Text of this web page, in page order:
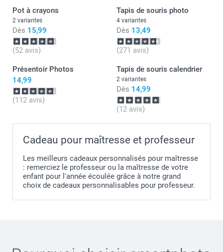
Pot à crayons
2 variantes
Dès 15,99
(52 avis)
Tapis de souris photo
4 variantes
Dès 13,49
(271 avis)
Présentoir Photos
14,99
(112 avis)
Tapis de souris calendrier
2 variantes
Dès 14,99
(12 avis)
Cadeau pour maîtresse et professeur
Les meilleurs cadeaux personnalisés pour maîtresse
: remerciez le professeur ou la maîtresse de votre
enfant pour l'année écoulée grâce à notre grand
choix de cadeaux personnalisables pour professeur.